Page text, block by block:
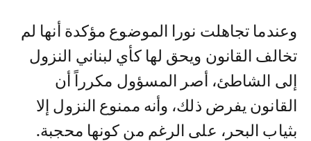
وعندما تجاهلت نورا الموضوع مؤكدة أنها لم
تخالف القانون ويحق لها كأي لبناني النزول
إلى الشاطئ، أصر المسؤول مكرراً أن
القانون يفرض ذلك، وأنه ممنوع النزول إلا
بثياب البحر، على الرغم من كونها محجبة.